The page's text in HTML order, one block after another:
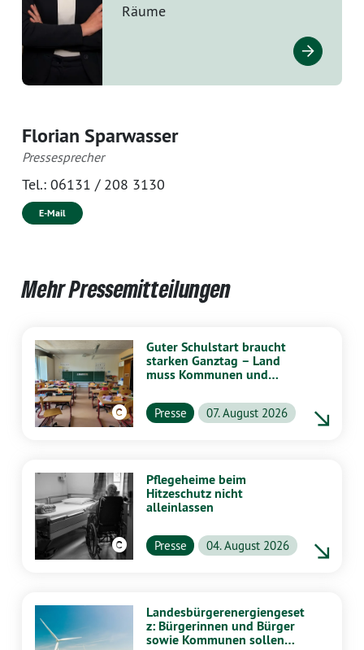
Räume
Florian Sparwasser
Pressesprecher
Tel.: 06131 / 208 3130
E-Mail
Mehr Pressemitteilungen
Guter Schulstart braucht
starken Ganztag – Land
muss Kommunen und
unterstützen
Presse 07. August 2026
Pflegeheime beim
Hitzeschutz nicht
alleinlassen
Presse 04. August 2026
Landesbürgerenergiengeset
z: Bürgerinnen und Bürger
sowie Kommunen sollen